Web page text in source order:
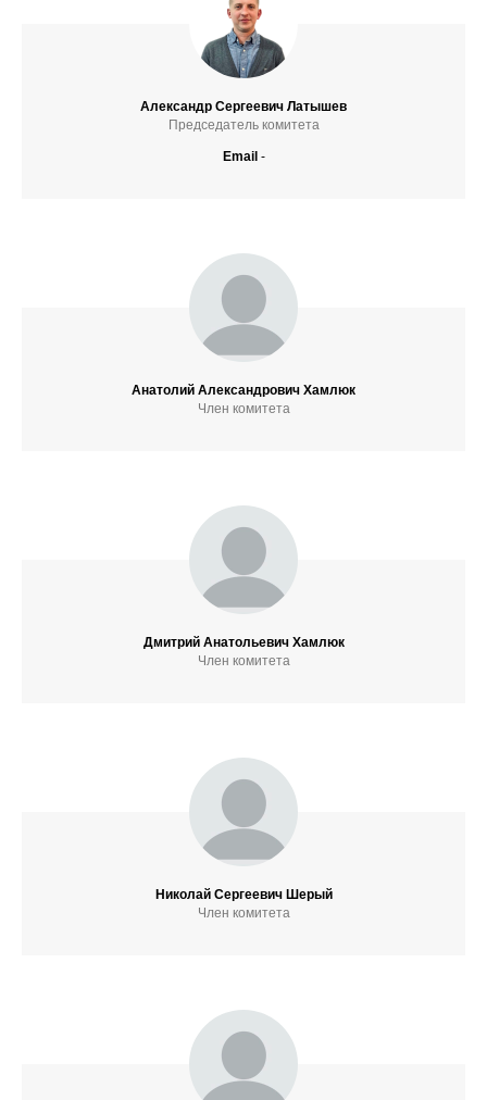
Александр Сергеевич Латышев
Председатель комитета
Email -
Анатолий Александрович Хамлюк
Член комитета
Дмитрий Анатольевич Хамлюк
Член комитета
Николай Сергеевич Шерый
Член комитета